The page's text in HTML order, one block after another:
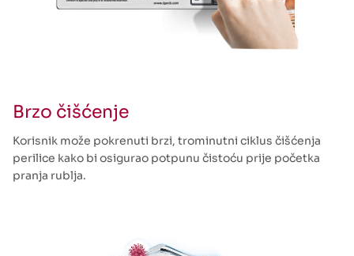
Brzo čišćenje
Korisnik može pokrenuti brzi, trominutni ciklus čišćenja
perilice kako bi osigurao potpunu čistoću prije početka
pranja rublja.